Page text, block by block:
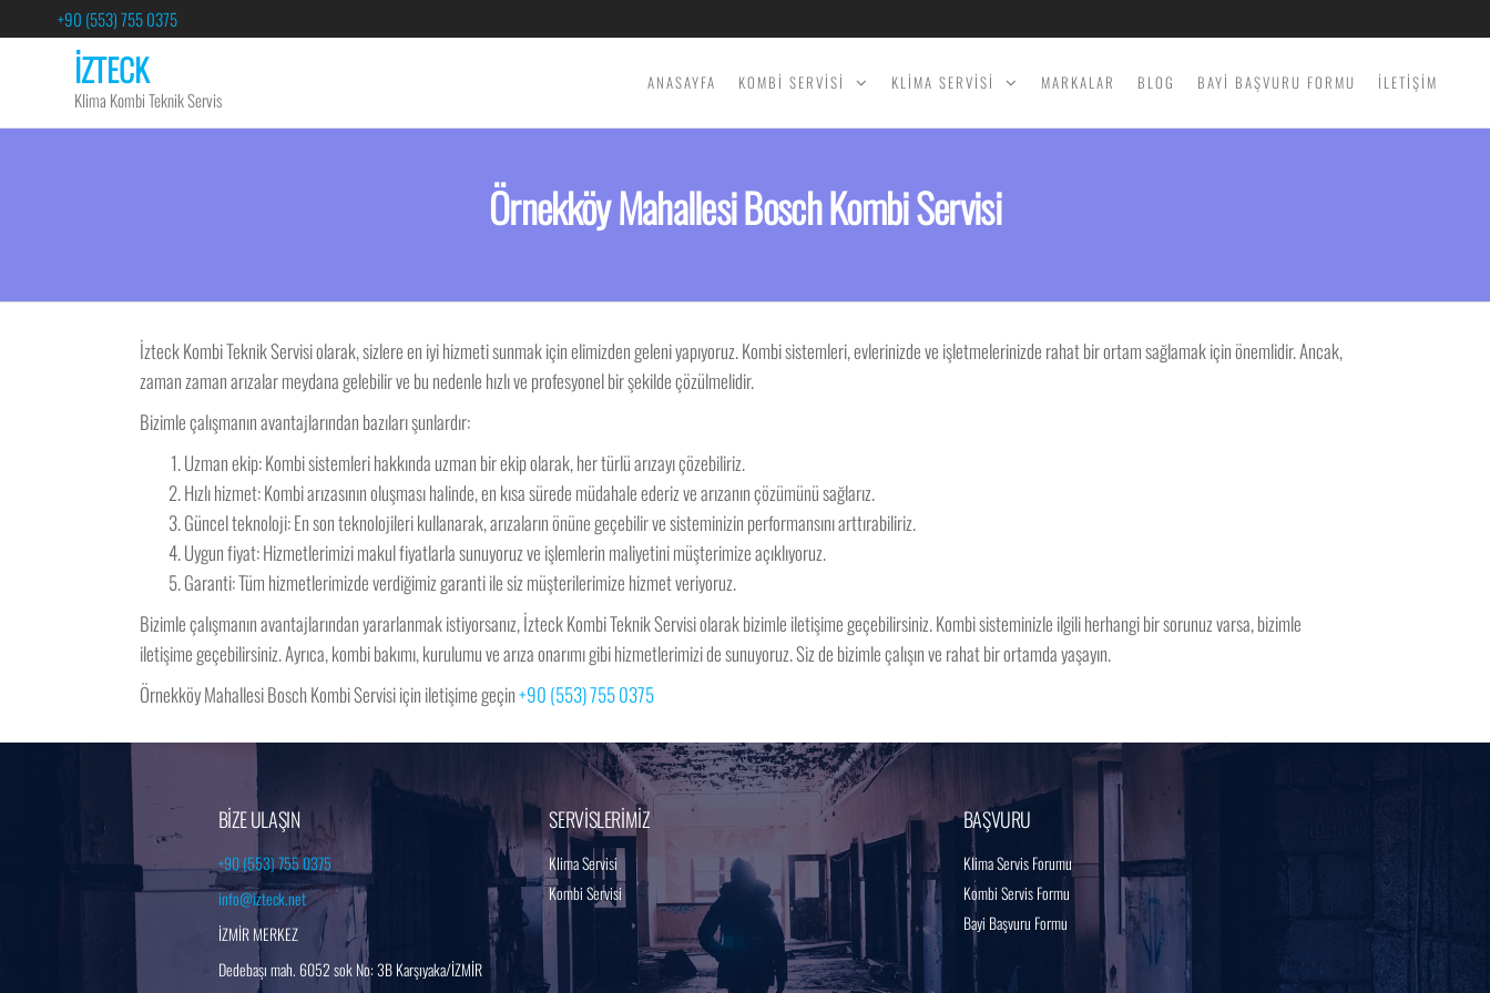
+90 (553) 755 0375
İZTECK
Klima Kombi Teknik Servis
ANASAYFA KOMBİ SERVİSİ KLİMA SERVİSİ MARKALAR BLOG BAYİ BAŞVURU FORMU İLETİŞİM
Örnekköy Mahallesi Bosch Kombi Servisi
İzteck Kombi Teknik Servisi olarak, sizlere en iyi hizmeti sunmak için elimizden geleni yapıyoruz. Kombi sistemleri, evlerinizde ve işletmelerinizde rahat bir ortam sağlamak için önemlidir. Ancak,
zaman zaman arızalar meydana gelebilir ve bu nedenle hızlı ve profesyonel bir şekilde çözülmelidir.
Bizimle çalışmanın avantajlarından bazıları şunlardır:
Uzman ekip: Kombi sistemleri hakkında uzman bir ekip olarak, her türlü arızayı çözebiliriz.
Hızlı hizmet: Kombi arızasının oluşması halinde, en kısa sürede müdahale ederiz ve arızanın çözümünü sağlarız.
Güncel teknoloji: En son teknolojileri kullanarak, arızaların önüne geçebilir ve sisteminizin performansını arttırabiliriz.
Uygun fiyat: Hizmetlerimizi makul fiyatlarla sunuyoruz ve işlemlerin maliyetini müşterimize açıklıyoruz.
Garanti: Tüm hizmetlerimizde verdiğimiz garanti ile siz müşterilerimize hizmet veriyoruz.
Bizimle çalışmanın avantajlarından yararlanmak istiyorsanız, İzteck Kombi Teknik Servisi olarak bizimle iletişime geçebilirsiniz. Kombi sisteminizle ilgili herhangi bir sorunuz varsa, bizimle
iletişime geçebilirsiniz. Ayrıca, kombi bakımı, kurulumu ve arıza onarımı gibi hizmetlerimizi de sunuyoruz. Siz de bizimle çalışın ve rahat bir ortamda yaşayın.
Örnekköy Mahallesi Bosch Kombi Servisi için iletişime geçin+90 (553) 755 0375
BİZE ULAŞIN
+90 (553) 755 0375
info@izteck.net
İZMİR MERKEZ
Dedebaşı mah. 6052 sok No: 3B Karşıyaka/İZMİR
SERVİSLERİMİZ
Klima Servisi
Kombi Servisi
BAŞVURU
Klima Servis Forumu
Kombi Servis Formu
Bayi Başvuru Formu